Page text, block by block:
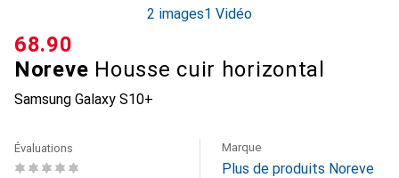
2 images1 Vidéo
Noreve Housse cuir horizontal
Samsung Galaxy S10+
CHF
68.90
Évaluations Marque
Plus de produits Noreve